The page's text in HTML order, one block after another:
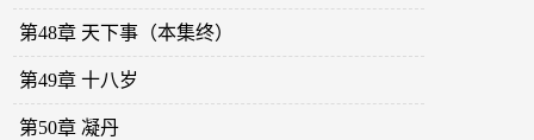
第48章 天下事（本集终）
第49章 十八岁
第50章 凝丹